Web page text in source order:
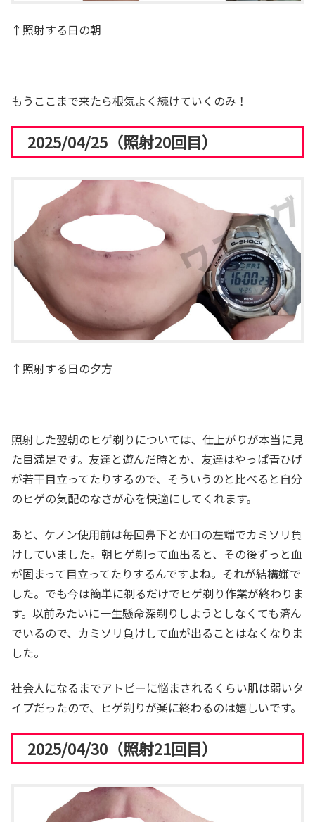
↑照射する日の朝
もうここまで来たら根気よく続けていくのみ！
2025/04/25（照射20回目）
↑照射する日の夕方
照射した翌朝のヒゲ剃りについては、仕上がりが本当に見
た目満足です。友達と遊んだ時とか、友達はやっぱ青ひげ
が若干目立ってたりするので、そういうのと比べると自分
のヒゲの気配のなさが心を快適にしてくれます。
あと、ケノン使用前は毎回鼻下とか口の左端でカミソリ負
けしていました。朝ヒゲ剃って血出ると、その後ずっと血
が固まって目立ってたりするんですよね。それが結構嫌で
した。でも今は簡単に剃るだけでヒゲ剃り作業が終わりま
す。以前みたいに一生懸命深剃りしようとしなくても済ん
でいるので、カミソリ負けして血が出ることはなくなりま
した。
社会人になるまでアトピーに悩まされるくらい肌は弱いタ
イプだったので、ヒゲ剃りが楽に終わるのは嬉しいです。
2025/04/30（照射21回目）